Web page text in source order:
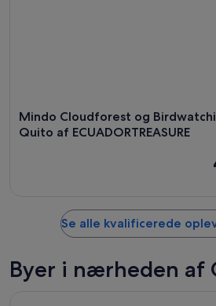
Mindo Cloudforest og
Quito af ECUADORTREASURE
Se alle kvalificerede
Byer i nærheden af